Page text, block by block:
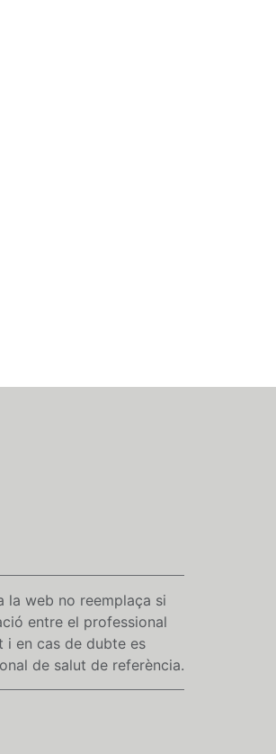
la web no reemplaça si
entre el professional
i en cas de dubte es
de salut de referència.